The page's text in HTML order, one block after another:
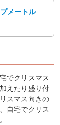
メートル
でクリスマス
えたり盛り付
スマス向きの
自宅でクリス